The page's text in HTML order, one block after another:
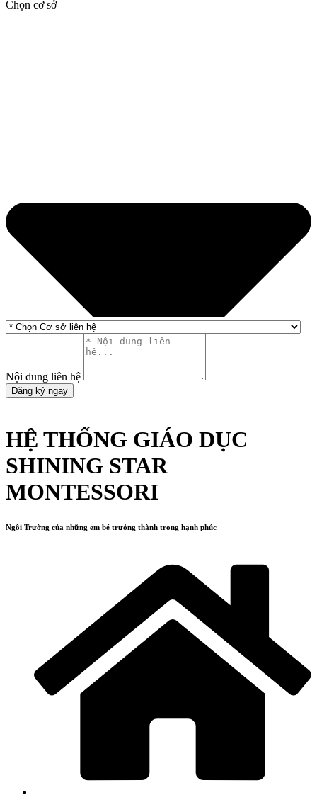
Chọn cơ sở
Nội dung liên hệ
Đăng ký ngay
HỆ THỐNG GIÁO DỤC
SHINING STAR
MONTESSORI
Ngôi Trường của những em bé trưởng thành trong hạnh phúc